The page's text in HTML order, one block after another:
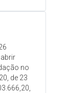
no
de 23